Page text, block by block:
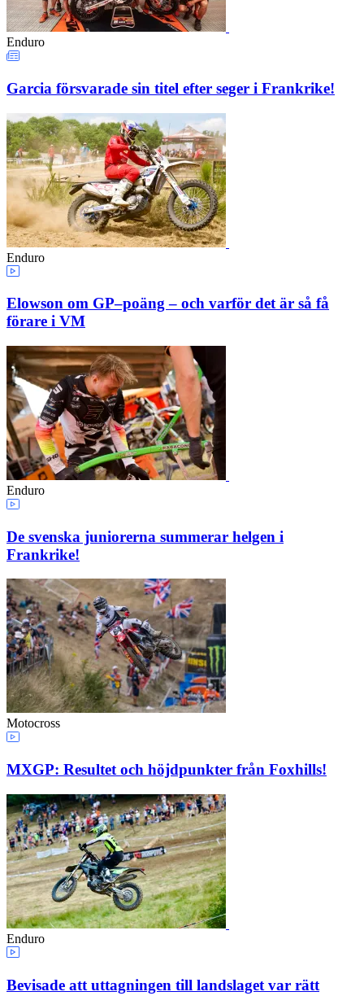
Enduro
Garcia försvarade sin titel efter seger i Frankrike!
Enduro
Elowson om GP–poäng – och varför det är så få
förare i VM
Enduro
De svenska juniorerna summerar helgen i
Frankrike!
Motocross
MXGP: Resultet och höjdpunkter från Foxhills!
Enduro
Bevisade att uttagningen till landslaget var rätt